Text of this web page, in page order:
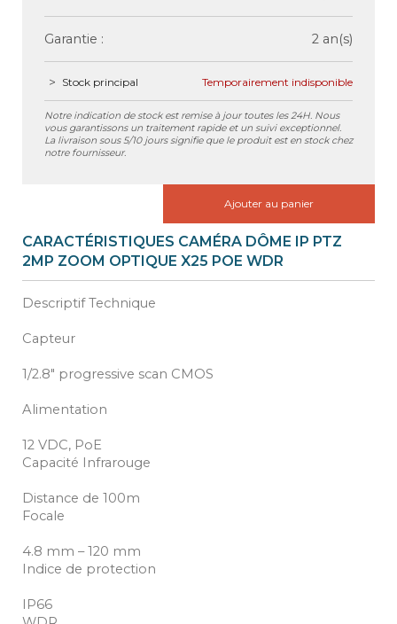
Garantie : 2 an(s)
Stock principal Temporairement indisponible
Notre indication de stock est remise à jour toutes les 24H. Nous
vous garantissons un traitement rapide et un suivi exceptionnel.
La livraison sous 5/10 jours signifie que le produit est en stock chez
notre fournisseur.
Ajouter au panier
CARACTÉRISTIQUES CAMÉRA DÔME IP PTZ
2MP ZOOM OPTIQUE X25 POE WDR
Descriptif Technique
Capteur
1/2.8" progressive scan CMOS
Alimentation
12 VDC, PoE
Capacité Infrarouge
Distance de 100m
Focale
4.8 mm – 120 mm
Indice de protection
IP66